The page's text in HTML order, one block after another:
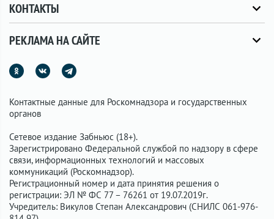
КОНТАКТЫ
РЕКЛАМА НА САЙТЕ
Контактные данные для Роскомнадзора и государственных
органов
Сетевое издание Забньюс (18+).
Зарегистрировано Федеральной службой по надзору в сфере
связи, информационных технологий и массовых
коммуникаций (Роскомнадзор).
Регистрационный номер и дата принятия решения о
регистрации: ЭЛ № ФС 77 – 76261 от 19.07.2019г.
Учредитель: Викулов Степан Александрович (СНИЛС 061-976-